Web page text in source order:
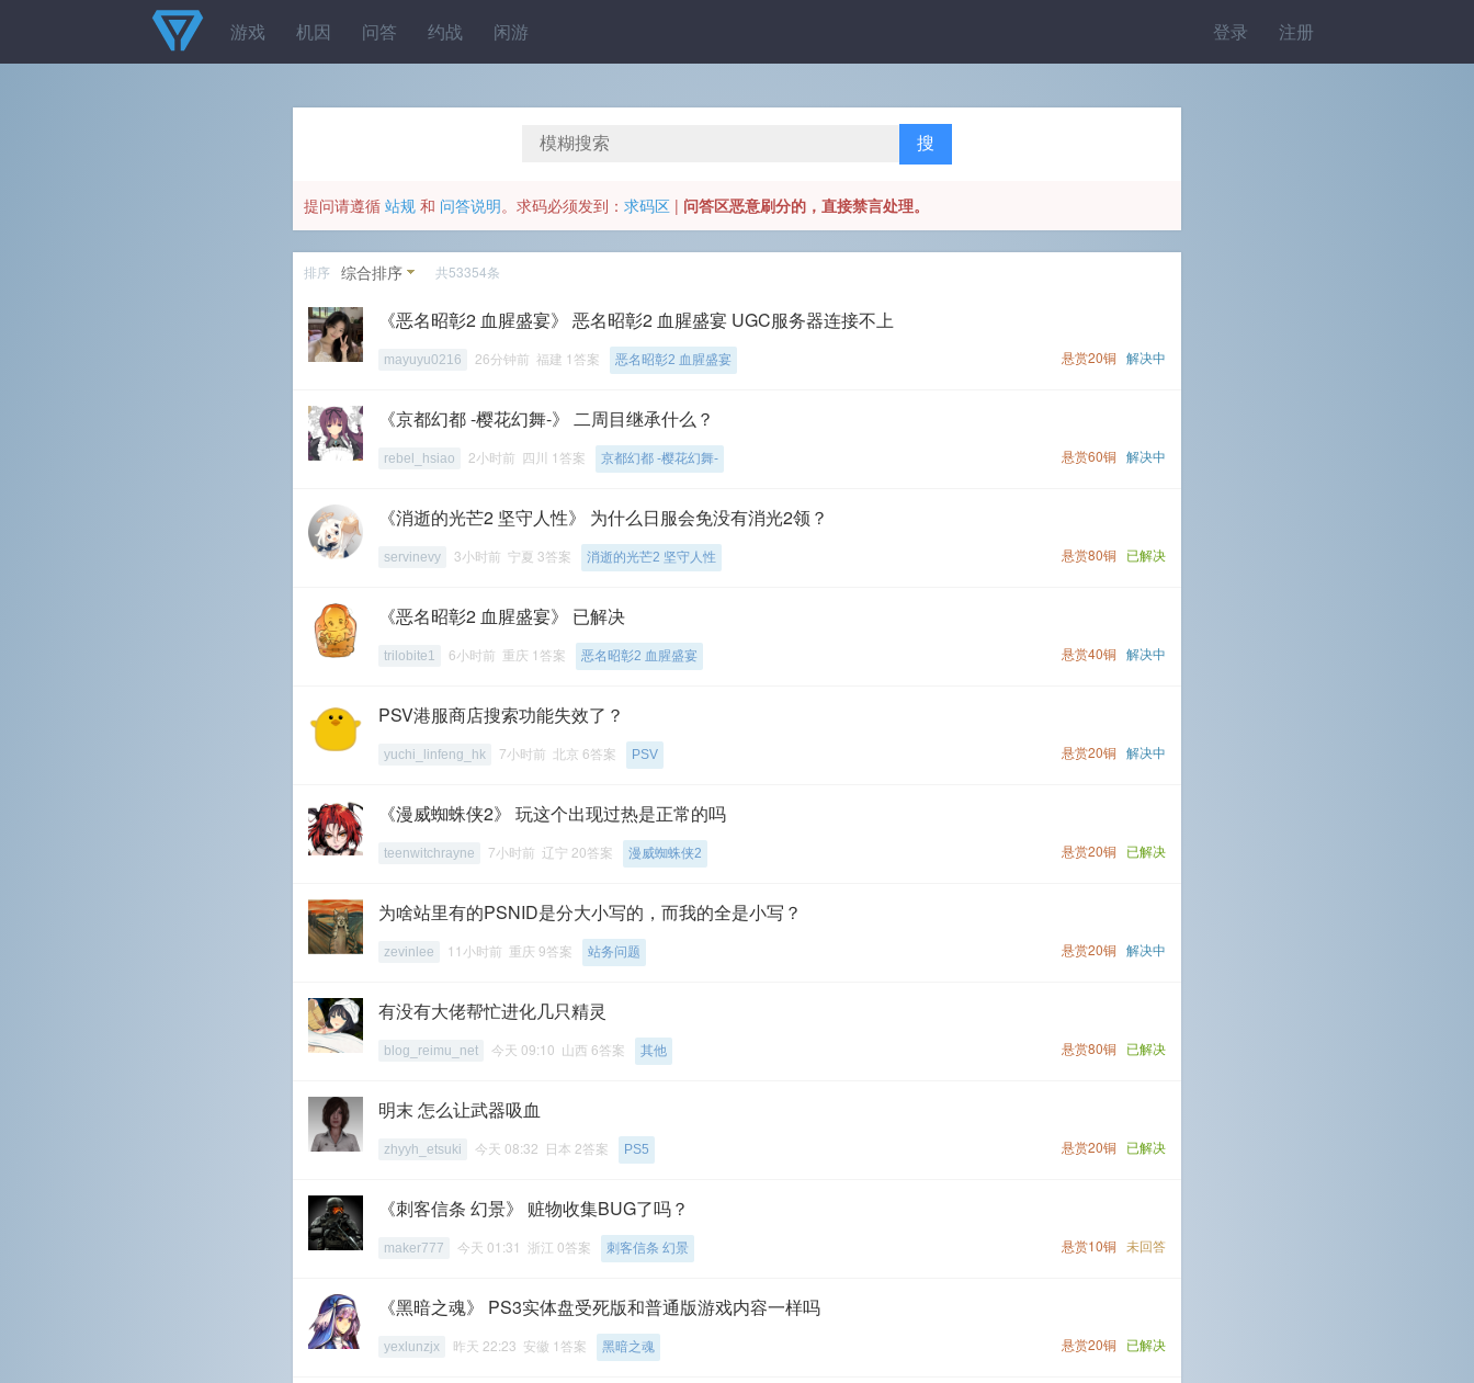
登录 注册
游戏 机因 问答 约战 闲游
搜
提问请遵循 站规 和 问答说明。 求码必须发到 ： 求码区 | 问答区恶意刷分的，直接禁言处理。
排序 综合排序 共53354条
《恶名昭彰2 血腥盛宴》 恶名昭彰2 血腥盛宴 UGC服务器连接不上
悬赏20铜 解决中
mayuyu0216 26分钟前 福建 1答案 恶名昭彰2 血腥盛宴
《京都幻都 -樱花幻舞-》 二周目继承什么？
悬赏60铜 解决中
rebel_hsiao 2小时前 四川 1答案 京都幻都 -樱花幻舞-
《消逝的光芒2 坚守人性》 为什么日服会免没有消光2领？
悬赏80铜 已解决
servinevy 3小时前 宁夏 3答案 消逝的光芒2 坚守人性
《恶名昭彰2 血腥盛宴》 已解决
悬赏40铜 解决中
trilobite1 6小时前 重庆 1答案 恶名昭彰2 血腥盛宴
PSV港服商店搜索功能失效了？
悬赏20铜 解决中
yuchi_linfeng_hk 7小时前 北京 6答案 PSV
《漫威蜘蛛侠2》 玩这个出现过热是正常的吗
悬赏20铜 已解决
teenwitchrayne 7小时前 辽宁 20答案 漫威蜘蛛侠2
为啥站里有的PSNID是分大小写的，而我的全是小写？
悬赏20铜 解决中
zevinlee 11小时前 重庆 9答案 站务问题
有没有大佬帮忙进化几只精灵
悬赏80铜 已解决
blog_reimu_net 今天 09:10 山西 6答案 其他
明末 怎么让武器吸血
悬赏20铜 已解决
zhyyh_etsuki 今天 08:32 日本 2答案 PS5
《刺客信条 幻景》 赃物收集BUG了吗？
悬赏10铜 未回答
maker777 今天 01:31 浙江 0答案 刺客信条 幻景
《黑暗之魂》 PS3实体盘受死版和普通版游戏内容一样吗
悬赏20铜 已解决
yexlunzjx 昨天 22:23 安徽 1答案 黑暗之魂